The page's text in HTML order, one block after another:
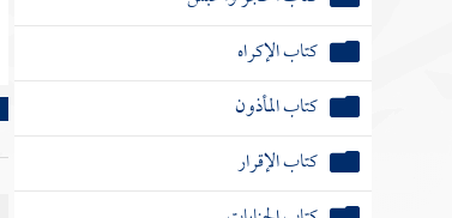
كتاب الإكراه
كتاب المأذون
كتاب الإقرار